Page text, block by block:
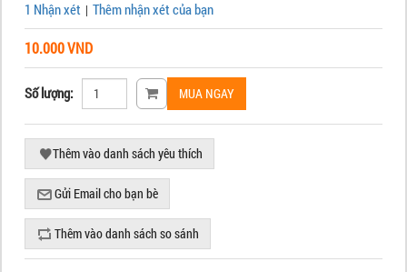
1 Nhận xét | Thêm nhận xét của bạn
10.000 VND
Số lượng: